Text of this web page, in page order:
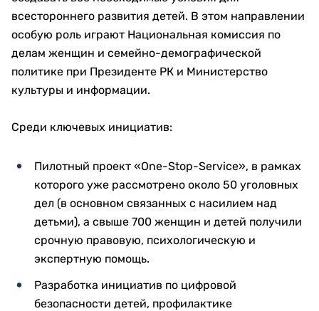
всестороннего развития детей. В этом направлении
особую роль играют Национальная комиссия по
делам женщин и семейно-демографической
политике при Президенте РК и Министерство
культуры и информации.
Среди ключевых инициатив:
Пилотный проект «One-Stop-Service», в рамках
которого уже рассмотрено около 50 уголовных
дел (в основном связанных с насилием над
детьми), а свыше 700 женщин и детей получили
срочную правовую, психологическую и
экспертную помощь.
Разработка инициатив по цифровой
безопасности детей, профилактике